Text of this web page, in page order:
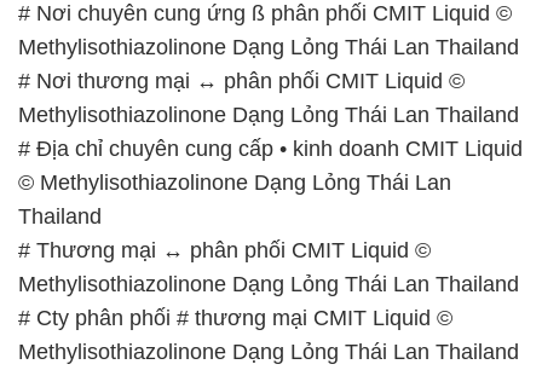
# Nơi chuyên cung ứng ß phân phối CMIT Liquid ©
Methylisothiazolinone Dạng Lỏng Thái Lan Thailand
# Nơi thương mại ↔ phân phối CMIT Liquid ©
Methylisothiazolinone Dạng Lỏng Thái Lan Thailand
# Địa chỉ chuyên cung cấp • kinh doanh CMIT Liquid
© Methylisothiazolinone Dạng Lỏng Thái Lan
Thailand
# Thương mại ↔ phân phối CMIT Liquid ©
Methylisothiazolinone Dạng Lỏng Thái Lan Thailand
# Cty phân phối # thương mại CMIT Liquid ©
Methylisothiazolinone Dạng Lỏng Thái Lan Thailand